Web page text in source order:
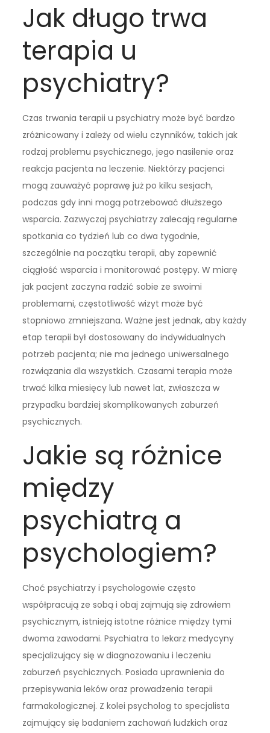
Jak długo trwa
terapia u
psychiatry?
Czas trwania terapii u psychiatry może być bardzo
zróżnicowany i zależy od wielu czynników, takich jak
rodzaj problemu psychicznego, jego nasilenie oraz
reakcja pacjenta na leczenie. Niektórzy pacjenci
mogą zauważyć poprawę już po kilku sesjach,
podczas gdy inni mogą potrzebować dłuższego
wsparcia. Zazwyczaj psychiatrzy zalecają regularne
spotkania co tydzień lub co dwa tygodnie,
szczególnie na początku terapii, aby zapewnić
ciągłość wsparcia i monitorować postępy. W miarę
jak pacjent zaczyna radzić sobie ze swoimi
problemami, częstotliwość wizyt może być
stopniowo zmniejszana. Ważne jest jednak, aby każdy
etap terapii był dostosowany do indywidualnych
potrzeb pacjenta; nie ma jednego uniwersalnego
rozwiązania dla wszystkich. Czasami terapia może
trwać kilka miesięcy lub nawet lat, zwłaszcza w
przypadku bardziej skomplikowanych zaburzeń
psychicznych.
Jakie są różnice
między
psychiatrą a
psychologiem?
Choć psychiatrzy i psychologowie często
współpracują ze sobą i obaj zajmują się zdrowiem
psychicznym, istnieją istotne różnice między tymi
dwoma zawodami. Psychiatra to lekarz medycyny
specjalizujący się w diagnozowaniu i leczeniu
zaburzeń psychicznych. Posiada uprawnienia do
przepisywania leków oraz prowadzenia terapii
farmakologicznej. Z kolei psycholog to specjalista
zajmujący się badaniem zachowań ludzkich oraz